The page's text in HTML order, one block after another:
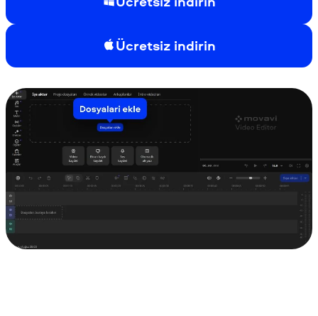
Ücretsiz indirin